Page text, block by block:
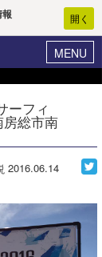
開く
MENU
ーム
ーフィ
総市南
2016.06.14